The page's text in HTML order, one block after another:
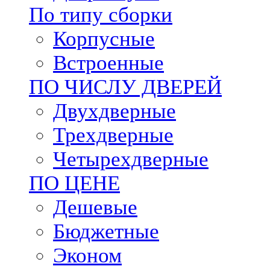
По типу сборки
Корпусные
Встроенные
ПО ЧИСЛУ ДВЕРЕЙ
Двухдверные
Трехдверные
Четырехдверные
ПО ЦЕНЕ
Дешевые
Бюджетные
Эконом